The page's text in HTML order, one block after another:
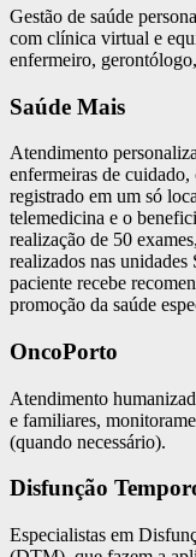
Gestão de saúde
com clínica virtual e
enfermeiro,
Saúde Mais
Atendimento
enfermeiras de
registrado em um só
telemedicina e o
realização de 50
realizados nas
paciente recebe
promoção da saúde
OncoPorto
Atendimento
e familiares,
(quando necessário).
Disfunção
Especialistas em